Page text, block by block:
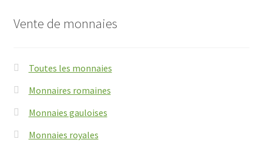
Vente de monnaies
Toutes les monnaies
Monnaires romaines
Monnaies gauloises
Monnaies royales